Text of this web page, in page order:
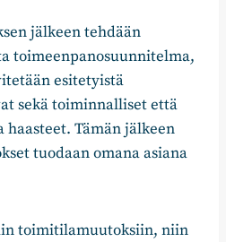
jälkeen tehdään
toimeenpanosuunnitelma,
esitetyistä
sekä toiminnalliset että
Tämän jälkeen
tuodaan omana asiana
toimitilamuutoksiin, niin